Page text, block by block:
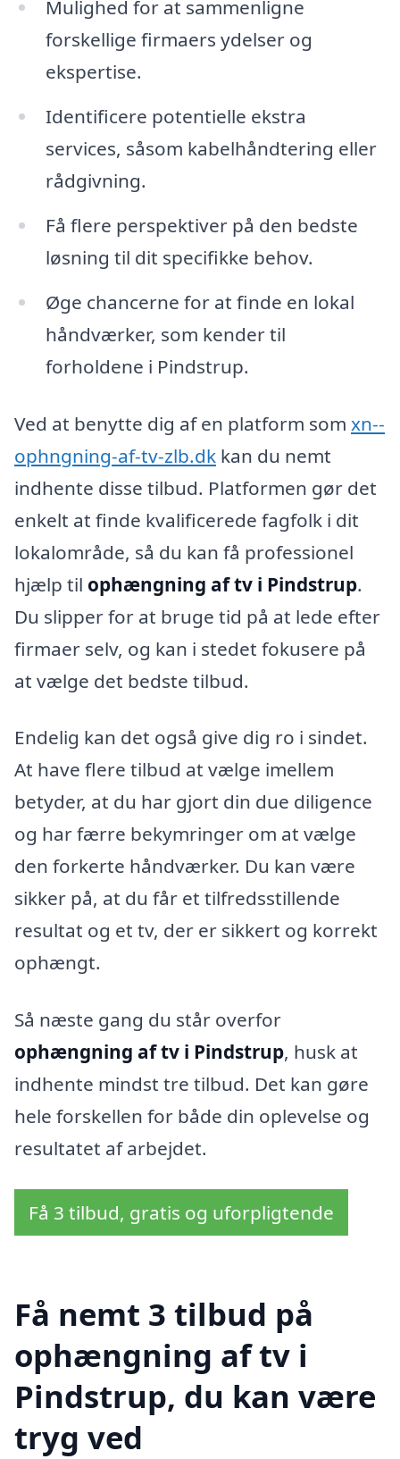
Mulighed for at sammenligne
forskellige firmaers ydelser og
ekspertise.
Identificere potentielle ekstra
services, såsom kabelhåndtering eller
rådgivning.
Få flere perspektiver på den bedste
løsning til dit specifikke behov.
Øge chancerne for at finde en lokal
håndværker, som kender til
forholdene i Pindstrup.
Ved at benytte dig af en platform som xn--
ophngning-af-tv-zlb.dk kan du nemt
indhente disse tilbud. Platformen gør det
enkelt at finde kvalificerede fagfolk i dit
lokalområde, så du kan få professionel
hjælp til ophængning af tv i Pindstrup.
Du slipper for at bruge tid på at lede efter
firmaer selv, og kan i stedet fokusere på
at vælge det bedste tilbud.
Endelig kan det også give dig ro i sindet.
At have flere tilbud at vælge imellem
betyder, at du har gjort din due diligence
og har færre bekymringer om at vælge
den forkerte håndværker. Du kan være
sikker på, at du får et tilfredsstillende
resultat og et tv, der er sikkert og korrekt
ophængt.
Så næste gang du står overfor
ophængning af tv i Pindstrup, husk at
indhente mindst tre tilbud. Det kan gøre
hele forskellen for både din oplevelse og
resultatet af arbejdet.
Få 3 tilbud, gratis og uforpligtende
Få nemt 3 tilbud på
ophængning af tv i
Pindstrup, du kan være
tryg ved